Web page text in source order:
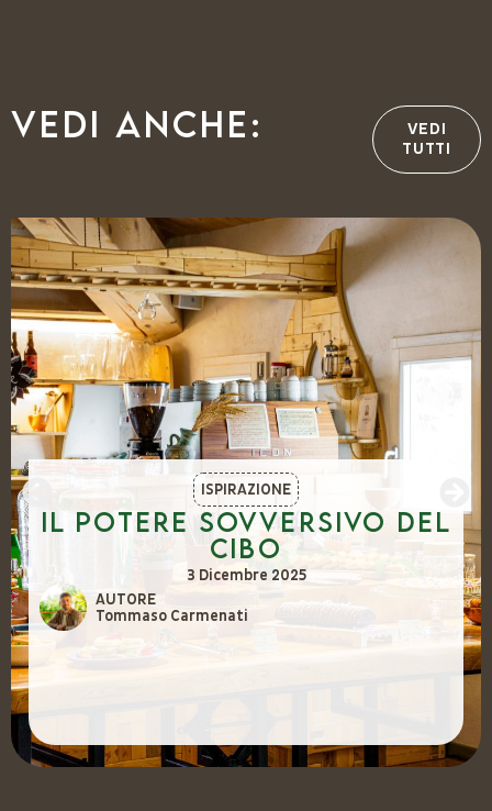
Vedi anche:
VEDI
TUTTI
ISPIRAZIONE
Il potere sovversivo del
cibo
3 Dicembre 2025
AUTORE
Tommaso Carmenati